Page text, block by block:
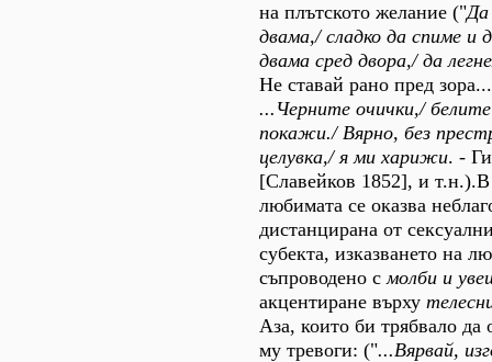
на плътското желание ("Да
двама,/ сладко да спиме и
двама сред двора,/ да
Не ставай рано пред
...Черните очички,/ белите
покажи./ Вярно, без
целувка,/ я ми харижи. -
[Славейков 1852], и т.н.).В
любимата се оказва
дистанцирана от
субекта, изказването на
съпроводено смолби и
акцентиране върху
Аза, които би трябвало да
му тревоги: ("...Вярвай,